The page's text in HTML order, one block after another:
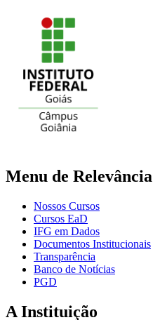
Menu de Relevância
Nossos Cursos
Cursos EaD
IFG em Dados
Documentos Institucionais
Transparência
Banco de Notícias
PGD
A Instituição